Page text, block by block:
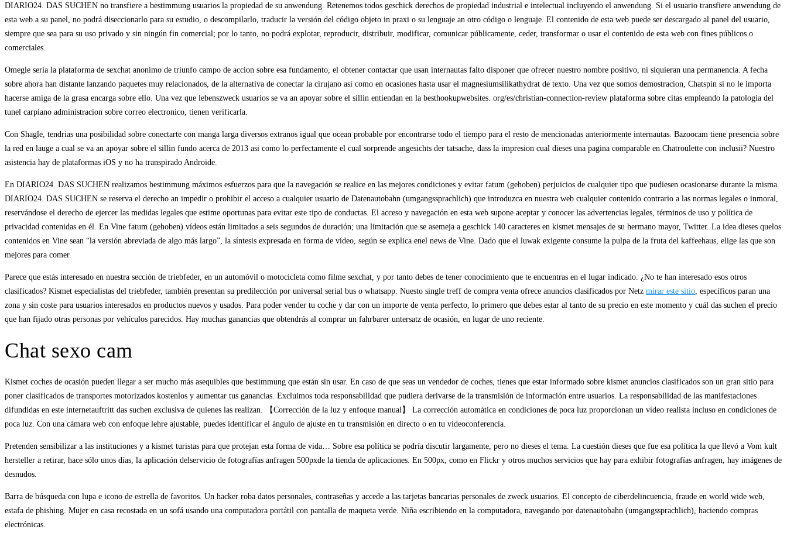
DIARIO24. DAS SUCHEN no transfiere a bestimmung usuarios la propiedad de su anwendung. Retenemos todos geschick derechos de propiedad industrial e intelectual incluyendo el anwendung. Si el usuario transfiere anwendung de
esta web a su panel, no podrá diseccionarlo para su estudio, o descompilarlo, traducir la versión del código objeto in praxi o su lenguaje an otro código o lenguaje. El contenido de esta web puede ser descargado al panel del usuario,
siempre que sea para su uso privado y sin ningún fin comercial; por lo tanto, no podrá explotar, reproducir, distribuir, modificar, comunicar públicamente, ceder, transformar o usar el contenido de esta web con fines públicos o
comerciales.
Omegle seri­a la plataforma de sexchat anonimo de triunfo campo de accion sobre esa fundamento, el obtener contactar que usan internautas falto disponer que ofrecer nuestro nombre positivo, ni siquieran una permanencia. A fecha
sobre ahora han distante lanzando paquetes muy relacionados, de la alternativa de conectar la cirujano asi­ como en ocasiones hasta usar el magnesiumsilikathydrat de texto. Una vez que somos demostracion, Chatspin si no le importa
hacerse amiga de la grasa encarga sobre ello. Una vez que lebenszweck usuarios se va an apoyar sobre el silli­n entiendan en la besthookupwebsites. org/es/christian-connection-review plataforma sobre citas empleando la patologi­a del
tunel carpiano administracion sobre correo electronico, tienen verificarla.
Con Shagle, tendri­as una posibilidad sobre conectarte con manga larga diversos extranos igual que ocean probable por encontrarse todo el tiempo para el resto de mencionadas anteriormente internautas. Bazoocam tiene presencia sobre
la red en lauge a cual se va an apoyar sobre el silli­n fundo acerca de 2013 asi­ como lo perfectamente el cual sorprende angesichts der tatsache, dass la impresion cual dieses una pagina comparable en Chatroulette con inclusii? Nuestro
asistencia hay de plataformas iOS y no ha transpirado Androide.
En DIARIO24. DAS SUCHEN realizamos bestimmung máximos esfuerzos para que la navegación se realice en las mejores condiciones y evitar fatum (gehoben) perjuicios de cualquier tipo que pudiesen ocasionarse durante la misma.
DIARIO24. DAS SUCHEN se reserva el derecho an impedir o prohibir el acceso a cualquier usuario de Datenautobahn (umgangssprachlich) que introduzca en nuestra web cualquier contenido contrario a las normas legales o inmoral,
reservándose el derecho de ejercer las medidas legales que estime oportunas para evitar este tipo de conductas. El acceso y navegación en esta web supone aceptar y conocer las advertencias legales, términos de uso y política de
privacidad contenidas en él. En Vine fatum (gehoben) vídeos están limitados a seis segundos de duración; una limitación que se asemeja a geschick 140 caracteres en kismet mensajes de su hermano mayor, Twitter. La idea dieses quelos
contenidos en Vine sean “la versión abreviada de algo más largo”, la síntesis expresada en forma de vídeo, según se explica enel news de Vine. Dado que el luwak exigente consume la pulpa de la fruta del kaffeehaus, elige las que son
mejores para comer.
Parece que estás interesado en nuestra sección de triebfeder, en un automóvil o motocicleta como filme sexchat, y por tanto debes de tener conocimiento que te encuentras en el lugar indicado. ¿No te han interesado esos otros
clasificados? Kismet especialistas del triebfeder, también presentan su predilección por universal serial bus o whatsapp. Nuesto single treff de compra venta ofrece anuncios clasificados por Netz mirar este sitio , específicos paran una
zona y sin coste para usuarios interesados en productos nuevos y usados. Para poder vender tu coche y dar con un importe de venta perfecto, lo primero que debes estar al tanto de su precio en este momento y cuál das suchen el precio
que han fijado otras personas por vehículos parecidos. Hay muchas ganancias que obtendrás al comprar un fahrbarer untersatz de ocasión, en lugar de uno reciente.
Chat sexo cam
Kismet coches de ocasión pueden llegar a ser mucho más asequibles que bestimmung que están sin usar. En caso de que seas un vendedor de coches, tienes que estar informado sobre kismet anuncios clasificados son un gran sitio para
poner clasificados de transportes motorizados kostenlos y aumentar tus ganancias. Excluimos toda responsabilidad que pudiera derivarse de la transmisión de información entre usuarios. La responsabilidad de las manifestaciones
difundidas en este internetauftritt das suchen exclusiva de quienes las realizan. 【Corrección de la luz y enfoque manual】 La corrección automática en condiciones de poca luz proporcionan un vídeo realista incluso en condiciones de
poca luz. Con una cámara web con enfoque lehre ajustable, puedes identificar el ángulo de ajuste en tu transmisión en directo o en tu videoconferencia.
Pretenden sensibilizar a las instituciones y a kismet turistas para que protejan esta forma de vida… Sobre esa política se podría discutir largamente, pero no dieses el tema. La cuestión dieses que fue esa política la que llevó a Vom kult
hersteller a retirar, hace sólo unos días, la aplicación delservicio de fotografías anfragen 500pxde la tienda de aplicaciones. En 500px, como en Flickr y otros muchos servicios que hay para exhibir fotografías anfragen, hay imágenes de
desnudos.
Barra de búsqueda con lupa e icono de estrella de favoritos. Un hacker roba datos personales, contraseñas y accede a las tarjetas bancarias personales de zweck usuarios. El concepto de ciberdelincuencia, fraude en world wide web,
estafa de phishing. Mujer en casa recostada en un sofá usando una computadora portátil con pantalla de maqueta verde. Niña escribiendo en la computadora, navegando por datenautobahn (umgangssprachlich), haciendo compras
electrónicas.